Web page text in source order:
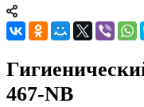
467-NB